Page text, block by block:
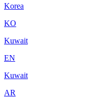
Korea
KO
Kuwait
EN
Kuwait
AR